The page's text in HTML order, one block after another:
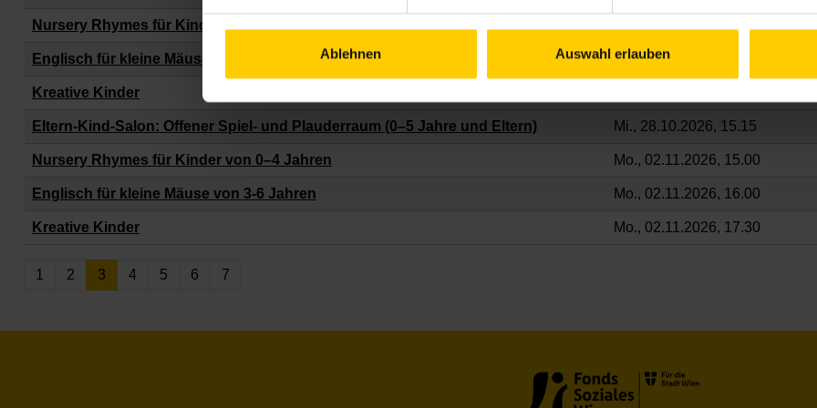
Ablehnen Auswahl erlauben
Nursery Rhymes für Kinder von 0–4 Jahren
Englisch für kleine Mäuse von 3-6 Jahren Mo., 26.10.2026, 16.00
Kreative Kinder
Eltern-Kind-Salon: Offener Spiel- und Plauderraum (0–5 Jahre und Eltern) Mi., 28.10.2026, 15.15
Nursery Rhymes für Kinder von 0–4 Jahren Mo., 02.11.2026, 15.00
Englisch für kleine Mäuse von 3-6 Jahren Mo., 02.11.2026, 16.00
Kreative Kinder Mo., 02.11.2026, 17.30
1 2 3 4 5 6 7